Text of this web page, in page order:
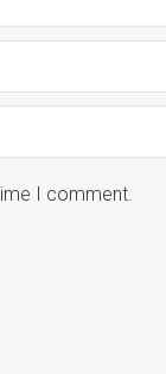
I comment.